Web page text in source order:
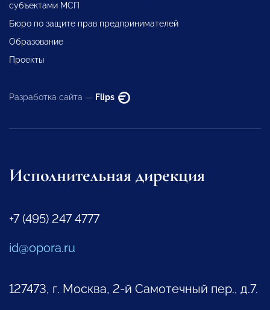
субъектами МСП
Бюро по защите прав предпринимателей
Образование
Проекты
Разработка сайта — Flips
Исполнительная дирекция
+7 (495) 247 4777
id@opora.ru
127473, г. Москва, 2-й Самотечный пер., д.7.